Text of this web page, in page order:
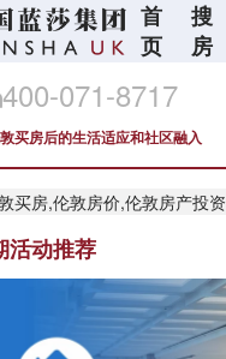
首
页
搜
房
400-071-8717
买房后的生活适应和社区融入
买房,伦敦房价,伦敦房产投资
活动推荐